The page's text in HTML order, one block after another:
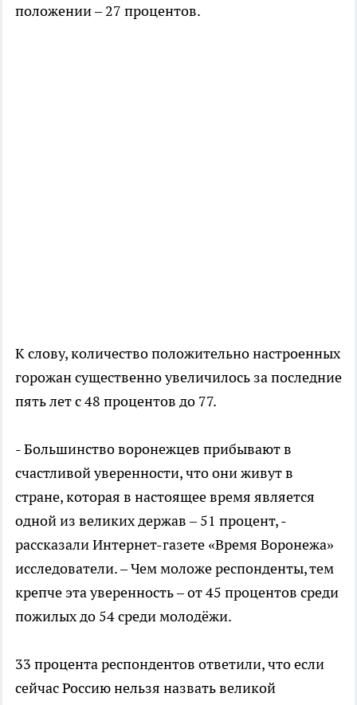
положении – 27 процентов.
К слову, количество положительно настроенных
горожан существенно увеличилось за последние
пять лет с 48 процентов до 77.
- Большинство воронежцев прибывают в
счастливой уверенности, что они живут в
стране, которая в настоящее время является
одной из великих держав – 51 процент, -
рассказали Интернет-газете «Время Воронежа»
исследователи. – Чем моложе респонденты, тем
крепче эта уверенность – от 45 процентов среди
пожилых до 54 среди молодёжи.
33 процента респондентов ответили, что если
сейчас Россию нельзя назвать великой